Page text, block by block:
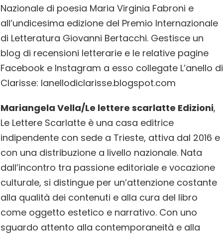
Nazionale di poesia Maria Virginia Fabroni e
all’undicesima edizione del Premio Internazionale
di Letteratura Giovanni Bertacchi. Gestisce un
blog di recensioni letterarie e le relative pagine
Facebook e Instagram a esso collegate L’anello di
Clarisse: lanellodiclarisse.blogspot.com
Mariangela Vella/Le lettere scarlatte Edizioni,
Le Lettere Scarlatte è una casa editrice
indipendente con sede a Trieste, attiva dal 2016 e
con una distribuzione a livello nazionale. Nata
dall’incontro tra passione editoriale e vocazione
culturale, si distingue per un’attenzione costante
alla qualità dei contenuti e alla cura del libro
come oggetto estetico e narrativo. Con uno
sguardo attento alla contemporaneità e alla